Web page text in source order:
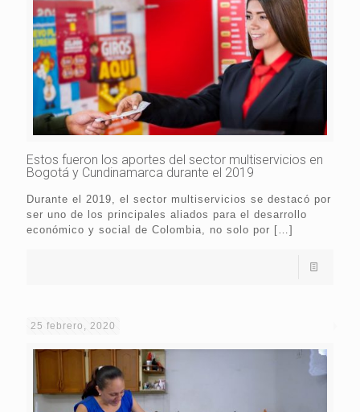
Estos fueron los aportes del sector multiservicios en
Bogotá y Cundinamarca durante el 2019
Durante el 2019, el sector multiservicios se destacó por
ser uno de los principales aliados para el desarrollo
económico y social de Colombia, no solo por […]
25 febrero, 2020